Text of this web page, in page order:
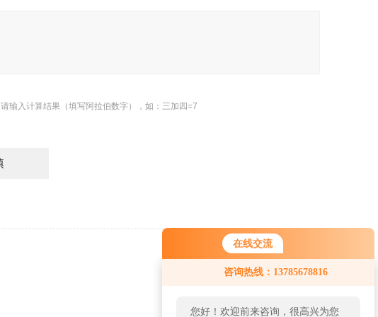
在线交流
咨询热线：13785678816
您好！欢迎前来咨询，很高兴为您
请输入计算结果（填写阿拉伯数字），如：三加四=7
返回